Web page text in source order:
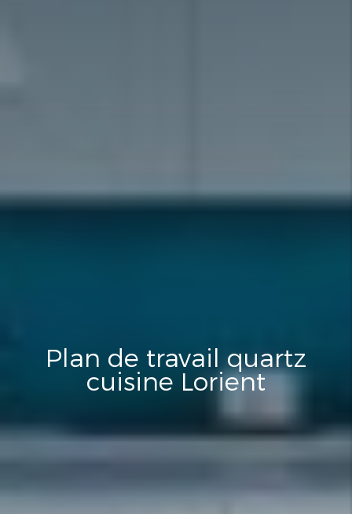
Plan de travail quartz
cuisine Lorient